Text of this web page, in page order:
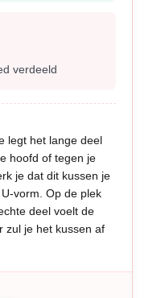
verdeeld
legt het lange deel
hoofd of tegen je
je dat dit kussen je
vorm. Op de plek
deel voelt de
zul je het kussen af